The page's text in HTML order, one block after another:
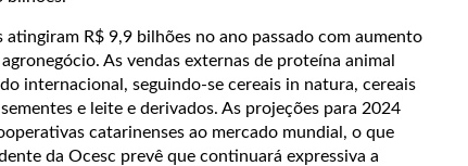
R$ 9,9 bilhões no ano passado com aumento
As vendas externas de proteína animal
internacional, seguindo-se cereais in natura, cereais
e leite e derivados. As projeções para 2024
catarinenses ao mercado mundial, o que
da Ocesc prevê que continuará expressiva a